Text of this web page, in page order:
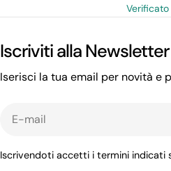
Verificato
Iscriviti alla Newsletter
Iserisci la tua email per novità e
Iscrivendoti accetti i termini indicati